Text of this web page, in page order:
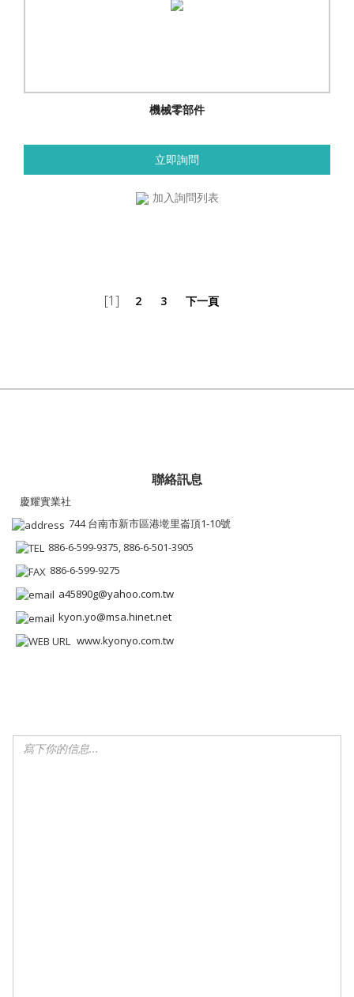
機械零部件
立即詢問
加入詢問列表
[1] 2 3 下一頁
聯絡訊息
慶耀實業社
744 台南市新市區港墘里崙頂1-10號
886-6-599-9375, 886-6-501-3905
886-6-599-9275
a45890g@yahoo.com.tw
kyon.yo@msa.hinet.net
www.kyonyo.com.tw